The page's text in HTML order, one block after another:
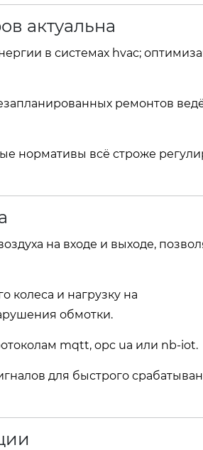
актуальна
в системах hvac;
ремонтов
нормативы всё строже
на входе и выходе,
колеса и нагрузку на
обмотки.
mqtt, opc ua или nb‑iot.
для быстрого